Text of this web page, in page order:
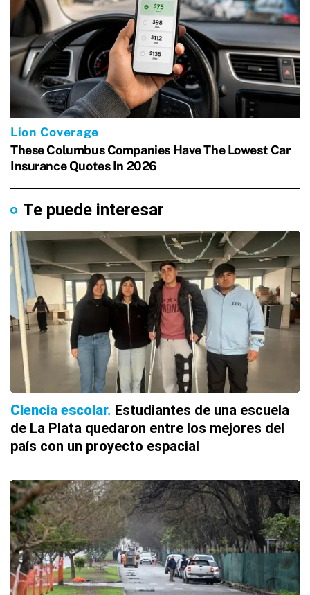
Te puede interesar
Ciencia escolar Estudiantes de una escuela
de La Plata quedaron entre los mejores del
país con un proyecto espacial